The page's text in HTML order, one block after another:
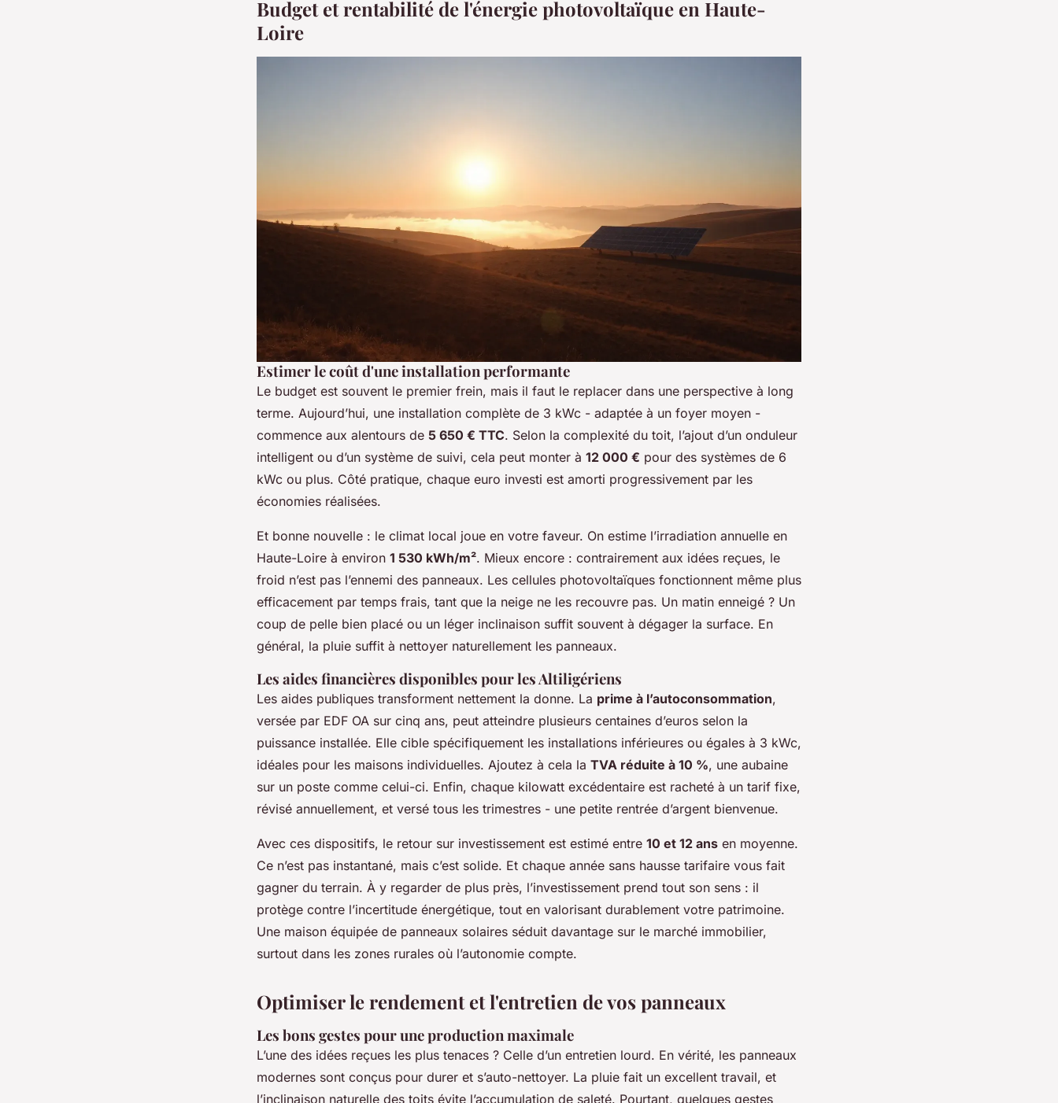
Budget et rentabilité de l'énergie photovoltaïque en Haute-
Loire
Estimer le coût d'une installation performante
Le budget est souvent le premier frein, mais il faut le replacer dans une perspective à long
terme. Aujourd’hui, une installation complète de 3 kWc - adaptée à un foyer moyen -
commence aux alentours de 5 650 € TTC. Selon la complexité du toit, l’ajout d’un onduleur
intelligent ou d’un système de suivi, cela peut monter à 12 000 € pour des systèmes de 6
kWc ou plus. Côté pratique, chaque euro investi est amorti progressivement par les
économies réalisées.
Et bonne nouvelle : le climat local joue en votre faveur. On estime l’irradiation annuelle en
Haute-Loire à environ 1 530 kWh/m². Mieux encore : contrairement aux idées reçues, le
froid n’est pas l’ennemi des panneaux. Les cellules photovoltaïques fonctionnent même plus
efficacement par temps frais, tant que la neige ne les recouvre pas. Un matin enneigé ? Un
coup de pelle bien placé ou un léger inclinaison suffit souvent à dégager la surface. En
général, la pluie suffit à nettoyer naturellement les panneaux.
Les aides financières disponibles pour les Altiligériens
Les aides publiques transforment nettement la donne. La prime à l’autoconsommation,
versée par EDF OA sur cinq ans, peut atteindre plusieurs centaines d’euros selon la
puissance installée. Elle cible spécifiquement les installations inférieures ou égales à 3 kWc,
idéales pour les maisons individuelles. Ajoutez à cela la TVA réduite à 10 %, une aubaine
sur un poste comme celui-ci. Enfin, chaque kilowatt excédentaire est racheté à un tarif fixe,
révisé annuellement, et versé tous les trimestres - une petite rentrée d’argent bienvenue.
Avec ces dispositifs, le retour sur investissement est estimé entre 10 et 12 ans en moyenne.
Ce n’est pas instantané, mais c’est solide. Et chaque année sans hausse tarifaire vous fait
gagner du terrain. À y regarder de plus près, l’investissement prend tout son sens : il
protège contre l’incertitude énergétique, tout en valorisant durablement votre patrimoine.
Une maison équipée de panneaux solaires séduit davantage sur le marché immobilier,
surtout dans les zones rurales où l’autonomie compte.
Optimiser le rendement et l'entretien de vos panneaux
Les bons gestes pour une production maximale
L’une des idées reçues les plus tenaces ? Celle d’un entretien lourd. En vérité, les panneaux
modernes sont conçus pour durer et s’auto-nettoyer. La pluie fait un excellent travail, et
l’inclinaison naturelle des toits évite l’accumulation de saleté. Pourtant, quelques gestes